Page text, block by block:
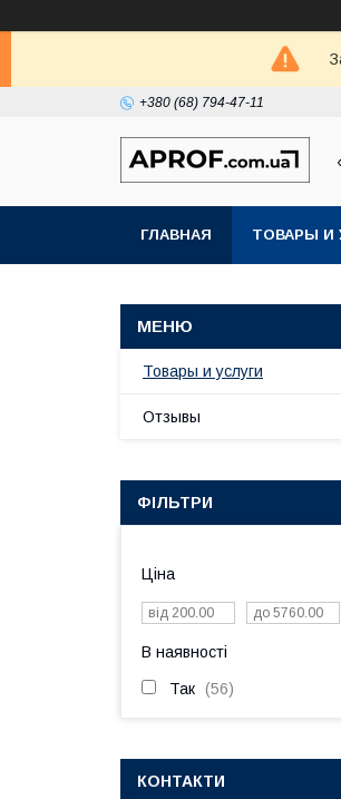
+380 (68) 794-47-11
ГЛАВНАЯ ТОВАРЫ И
Товары и услуги
Отзывы
ФІЛЬТРИ
Ціна
В наявності
Так 56
КОНТАКТИ